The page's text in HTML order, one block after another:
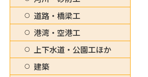
道路・橋梁工
港湾・空港工
上下水道・公園工ほか
建築